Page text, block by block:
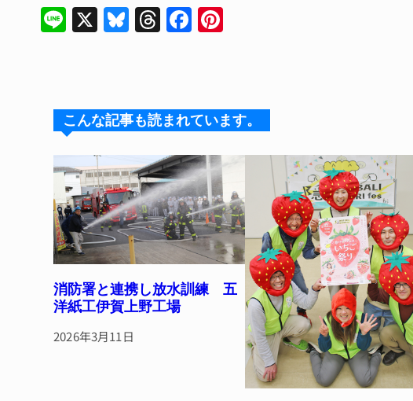
Li
n
X Bl
u
k
T
hr
d
s
F
a
b
o
o
k
st
こんな記事も読まれています。
消防署と連携し放水訓練 五
洋紙工伊賀上野工場
2026年3月11日